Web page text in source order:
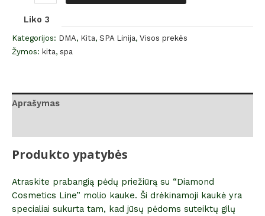
Liko 3
Kategorijos: DMA, Kita, SPA Linija, Visos prekės
Žymos: kita, spa
Aprašymas
Produkto ypatybės
Atraskite prabangią pėdų priežiūrą su “Diamond
Cosmetics Line” molio kauke. Ši drėkinamoji kaukė yra
specialiai sukurta tam, kad jūsų pėdoms suteiktų gilų